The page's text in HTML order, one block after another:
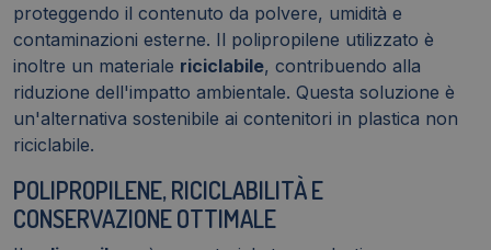
proteggendo il contenuto da polvere, umidità e
contaminazioni esterne. Il polipropilene utilizzato è
inoltre un materiale riciclabile, contribuendo alla
riduzione dell'impatto ambientale. Questa soluzione è
un'alternativa sostenibile ai contenitori in plastica non
riciclabile.
POLIPROPILENE, RICICLABILITÀ E
CONSERVAZIONE OTTIMALE